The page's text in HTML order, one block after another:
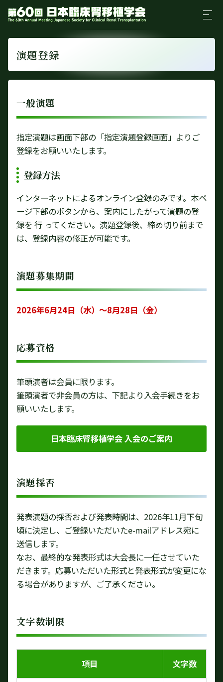
演題登録
一般演題
指定演題は画面下部の「指定演題登録画面」よりご
登録をお願いいたします。
登録方法
インターネットによるオンライン登録のみです。本ペ
ージ下部のボタンから、案内にしたがって演題の登
録を ⾏ ってください。演題登録後、締め切り前まで
は、登録内容の修正が可能です。
演題募集期間
2026年6月24日（水）～8月28日（金）
応募資格
筆頭演者は会員に限ります。
筆頭演者で非会員の方は、下記より入会手続きをお
願いいたします。
日本臨床腎移植学会 入会のご案内
演題採否
発表演題の採否および発表時間は、2026年11月下旬
頃に決定し、ご登録いただいたe-mailアドレス宛に
送信します。
なお、最終的な発表形式は大会長に一任させていた
だきます。応募いただいた形式と発表形式が変更にな
る場合がありますが、ご了承ください。
文字数制限
項目 文字数